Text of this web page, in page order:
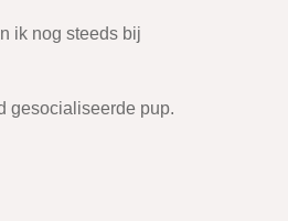
ik nog steeds bij
gesocialiseerde pup.